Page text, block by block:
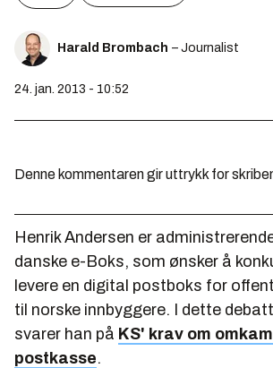
Harald Brombach – Journalist
24. jan. 2013 - 10:52
Denne kommentaren gir uttrykk for
Henrik Andersen er
danske e-Boks, som ønsker å
levere en digital postboks for
til norske innbyggere. I dette
svarer han på KS' krav om
postkasse.